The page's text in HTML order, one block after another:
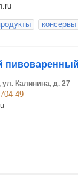
консервы
ул. Калинина, д. 27
49